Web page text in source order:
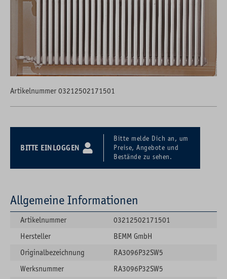
Artikelnummer 03212502171501
BITTE EINLOGGEN
Bitte melde Dich an, um
Preise, Angebote und
Bestände zu sehen.
Allgemeine Informationen
Artikelnummer
03212502171501
Hersteller
BEMM GmbH
Originalbezeichnung
RA3096P32SW5
Werksnummer
RA3096P32SW5